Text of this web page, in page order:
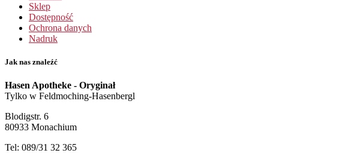
Sklep
Dostępność
Ochrona danych
Nadruk
Jak nas znaleźć
Hasen Apotheke - Oryginał
Tylko w Feldmoching-Hasenbergl
Blodigstr. 6
80933 Monachium
Tel: 089/31 32 365